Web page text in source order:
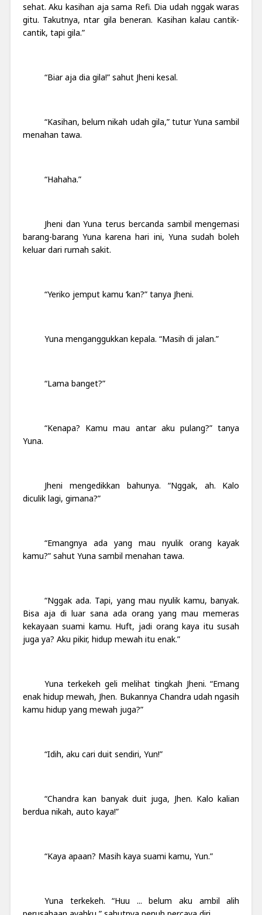
sehat. Aku kasihan aja sama Refi. Dia udah nggak waras
gitu. Takutnya, ntar gila beneran. Kasihan kalau cantik-
cantik, tapi gila.”
“Biar aja dia gila!” sahut Jheni kesal.
“Kasihan, belum nikah udah gila,” tutur Yuna sambil
menahan tawa.
“Hahaha.”
Jheni dan Yuna terus bercanda sambil mengemasi
barang-barang Yuna karena hari ini, Yuna sudah boleh
keluar dari rumah sakit.
“Yeriko jemput kamu ‘kan?” tanya Jheni.
Yuna menganggukkan kepala. “Masih di jalan.”
“Lama banget?”
“Kenapa? Kamu mau antar aku pulang?” tanya
Yuna.
Jheni mengedikkan bahunya. “Nggak, ah. Kalo
diculik lagi, gimana?”
“Emangnya ada yang mau nyulik orang kayak
kamu?” sahut Yuna sambil menahan tawa.
“Nggak ada. Tapi, yang mau nyulik kamu, banyak.
Bisa aja di luar sana ada orang yang mau memeras
kekayaan suami kamu. Huft, jadi orang kaya itu susah
juga ya? Aku pikir, hidup mewah itu enak.”
Yuna terkekeh geli melihat tingkah Jheni. “Emang
enak hidup mewah, Jhen. Bukannya Chandra udah ngasih
kamu hidup yang mewah juga?”
“Idih, aku cari duit sendiri, Yun!”
“Chandra kan banyak duit juga, Jhen. Kalo kalian
berdua nikah, auto kaya!”
“Kaya apaan? Masih kaya suami kamu, Yun.”
Yuna terkekeh. “Huu ... belum aku ambil alih